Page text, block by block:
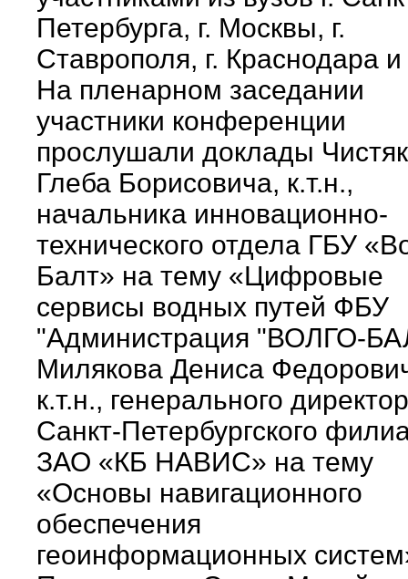
Петербурга, г. Москвы, г.
Ставрополя, г. Краснодара
На пленарном заседании
участники конференции
прослушали доклады
Глеба Борисовича, к.т.н.,
начальника инновационно-
технического отдела ГБУ
Балт» на тему «Цифровые
сервисы водных путей ФБУ
"Администрация "ВОЛГО-
Милякова Дениса
к.т.н., генерального
Санкт-Петербургского
ЗАО «КБ НАВИС» на тему
«Основы навигационного
обеспечения
геоинформационных